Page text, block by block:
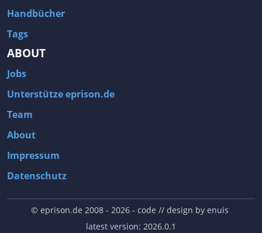
Handbücher
Tags
ABOUT
Jobs
Unterstütze eprison.de
Team
About
Impressum
Datenschutz
© eprison.de 2008 - 2026- code // design by enuis
latest version: 2026.0.1